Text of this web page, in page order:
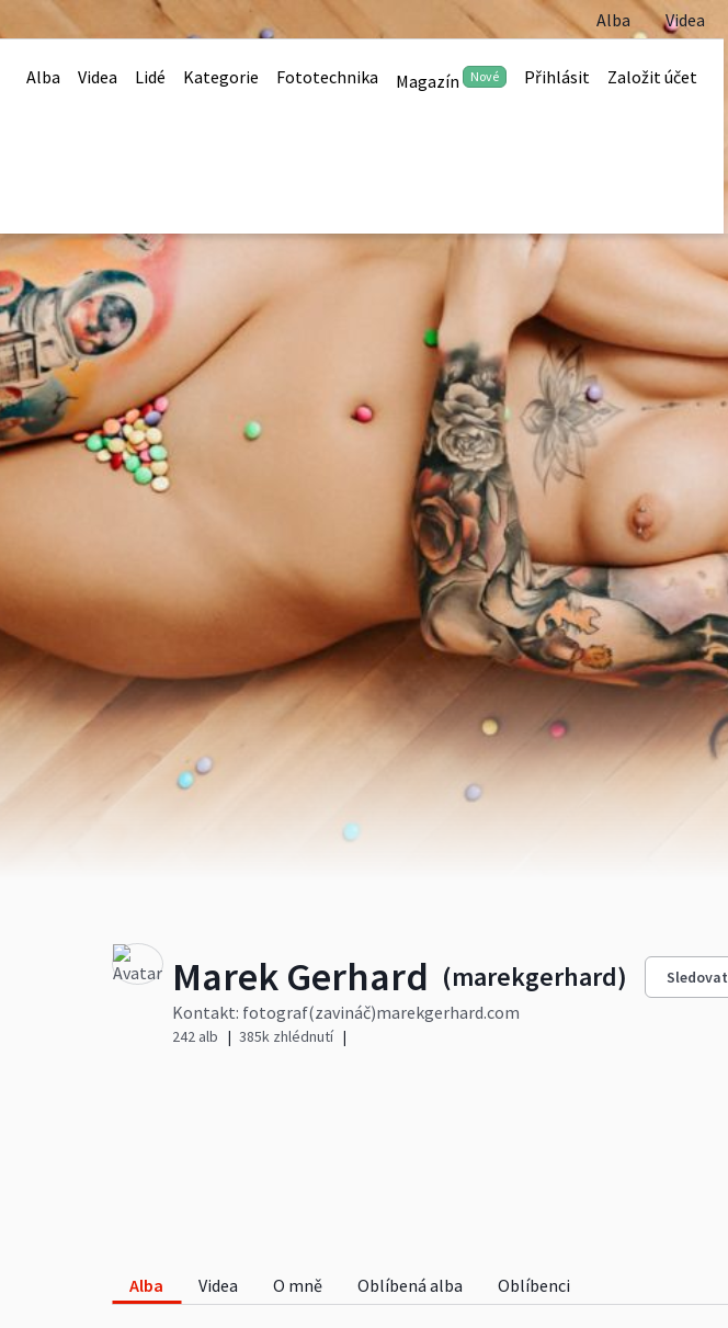
Alba Videa
Alba Videa Lidé Kategorie Fototechnika Magazín Nové Přihlásit Založit účet
Marek Gerhard (marekgerhard) Sledovat
Kontakt: fotograf(zavináč)marekgerhard.com
https://www.instagram.com/marek.gerhard/
242 alb 385k zhlédnutí
Alba Videa O mně Oblíbená alba Oblíbenci